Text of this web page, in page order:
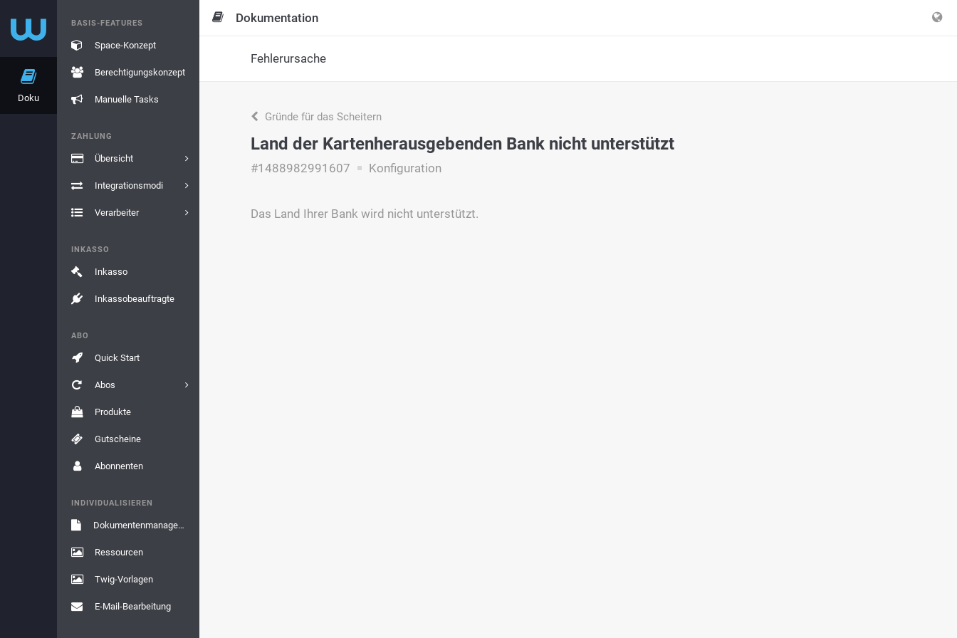
Doku
BASIS-FEATURES
Space-Konzept
Berechtigungskonzept
Manuelle Tasks
ZAHLUNG
Übersicht
Integrationsmodi
Verarbeiter
INKASSO
Inkasso
Inkassobeauftragte
ABO
Quick Start
Abos
Produkte
Gutscheine
Abonnenten
INDIVIDUALISIEREN
Dokumentenmanagement
Ressourcen
Twig-Vorlagen
E-Mail-Bearbeitung
Dokumentation
Fehlerursache
Gründe für das Scheitern
Land der Kartenherausgebenden Bank nicht unterstützt
#1488982991607 Konfiguration
Das Land Ihrer Bank wird nicht unterstützt.